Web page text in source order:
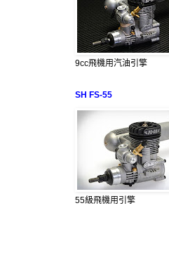
9cc飛機用汽油引擎
SH FS-55
55級飛機用引擎